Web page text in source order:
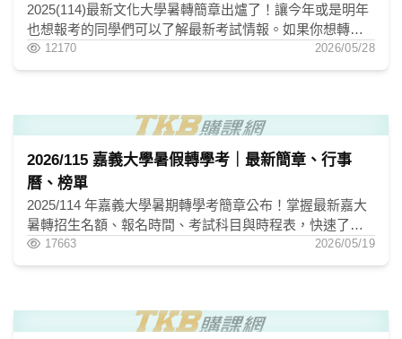
2025(114)最新文化大學暑轉簡章出爐了！讓今年或是明年
也想報考的同學們可以了解最新考試情報。如果你想轉入
文化大學，千萬不可錯過113文化暑轉這個機會！
12170 2026/05/28
2026/115 嘉義大學暑假轉學考｜最新簡章、行事
曆、榜單
2025/114 年嘉義大學暑期轉學考簡章公布！掌握最新嘉大
暑轉招生名額、報名時間、考試科目與時程表，快速了解
轉學入門資訊。
17663 2026/05/19